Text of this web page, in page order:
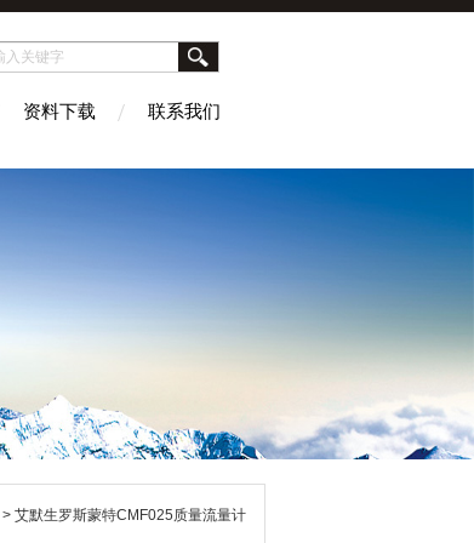
资料下载 联系我们
> 艾默生罗斯蒙特CMF025质量流量计